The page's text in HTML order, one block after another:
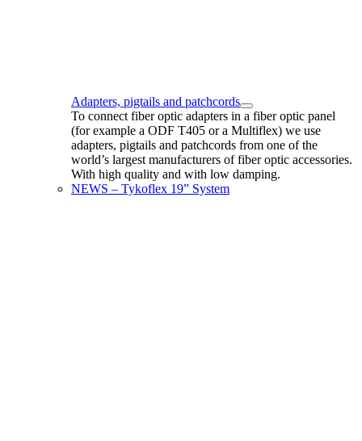
Adapters, pigtails and patchcords
To connect fiber optic adapters in a fiber optic panel
(for example a ODF T405 or a Multiflex) we use
adapters, pigtails and patchcords from one of the
world’s largest manufacturers of fiber optic accessories.
With high quality and with low damping.
NEWS – Tykoflex 19” System